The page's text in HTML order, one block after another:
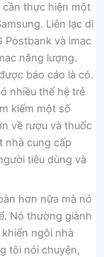
cần thực hiện một
Liên lạc di
Postbank và imac
năng lượng.
báo cáo là có.
nhiều thế hệ trẻ
kiếm một số
về rượu và thuốc
nhà cung cấp
tiêu dùng và
hơn nữa mà nó
Nó thường giành
ngôi nhà
tôi nói chuyện,